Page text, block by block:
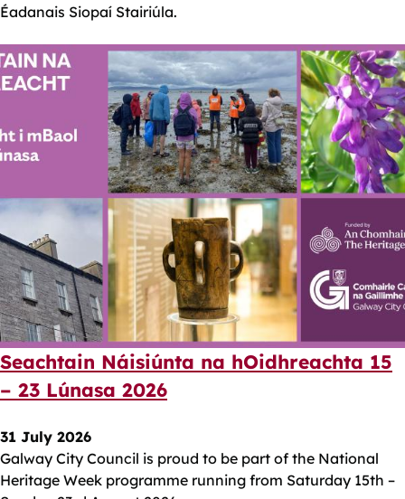
Éadanais Siopaí Stairiúla.
Seachtain Náisiúnta na hOidhreachta 15
– 23 Lúnasa 2026
31 July 2026
Galway City Council is proud to be part of the National
Heritage Week programme running from Saturday 15th –